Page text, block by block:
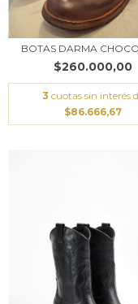
BOTAS DARMA
$260.000,00
3 cuotas sin interés
$86.666,67